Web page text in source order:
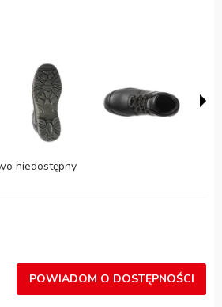
niedostępny
POWIADOM O DOSTĘPNOŚCI